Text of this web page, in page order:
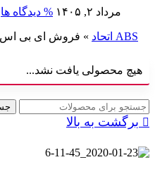
مرداد ۲, ۱۴۰۵ % دیدگاه ها
ABS اتحاد » فروش ای بی اس
هیچ محصولی یافت نشد...
برگشت به بالا